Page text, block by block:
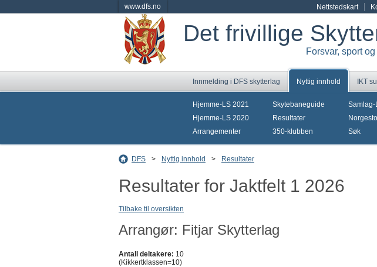
www.dfs.no Nettstedskart
Det frivillige
Forsvar, sport
Innmelding i DFS skytterlag Nyttig innhold IKT
Hjemme-LS 2021
Hjemme-LS 2020
Arrangementer
Skytebaneguide
Resultater
350-klubben
Samlag-
Søk
DFS > Nyttig innhold > Resultater
Resultater for Jaktfelt 1 2026
Tilbake til oversikten
Arrangør: Fitjar Skytterlag
Antall deltakere: 10
(Kikkertklassen=10)